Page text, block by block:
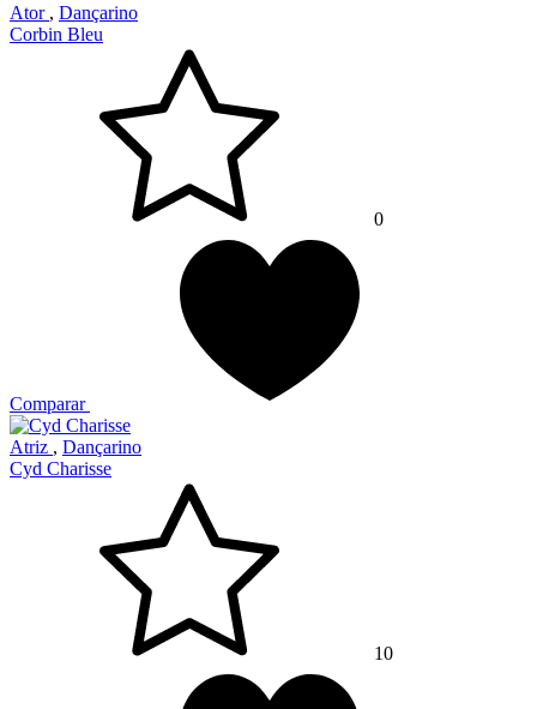
Ator , Dançarino
Corbin Bleu
0
Comparar
Atriz , Dançarino
Cyd Charisse
10